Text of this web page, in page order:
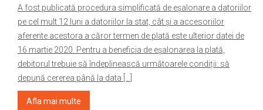
A fost publicată procedura simplificată de eșalonare a datoriilor
pe cel mult 12 luni a datoriilor la stat, cât și a accesoriilor
aferente acestora a căror termen de plată este ulterior datei de
16 martie 2020. Pentru a beneficia de eșalonarea la plată,
debitorul trebuie să îndeplinească următoarele condiții: să
depună cererea până la data […]
Afla mai multe